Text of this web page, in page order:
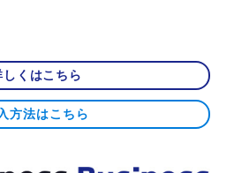
しくはこちら
方法はこちら